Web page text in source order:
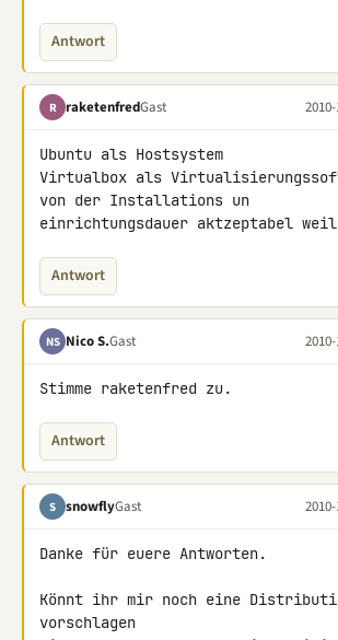
Antwort
R raketenfredGast
Ubuntu als Hostsystem
Virtualbox als
von der Installations un
einrichtungsdauer aktzeptabel
Antwort
NS Nico S.Gast
Stimme raketenfred zu.
Antwort
S snowflyGast
Danke für euere Antworten.
Könnt ihr mir noch eine
vorschlagen